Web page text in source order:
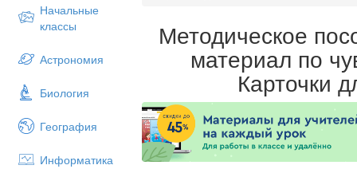
Начальные
классы
Астрономия
Биология
География
Информатика
Методическое
материал по
Карточки